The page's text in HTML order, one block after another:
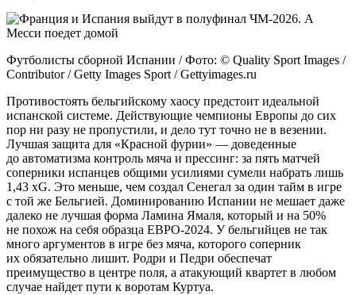
Футболисты сборной Испании / Фото: © Quality Sport Images /
Contributor / Getty Images Sport / Gettyimages.ru
Противостоять бельгийскому хаосу предстоит идеальной
испанской системе. Действующие чемпионы Европы до сих
пор ни разу не пропустили, и дело тут точно не в везении.
Лучшая защита для «Красной фурии» — доведенные
до автоматизма контроль мяча и прессинг: за пять матчей
соперники испанцев общими усилиями сумели набрать лишь
1,43 xG. Это меньше, чем создал Сенегал за один тайм в игре
с той же Бельгией. Доминированию Испании не мешает даже
далеко не лучшая форма Ламина Ямаля, который и на 50%
не похож на себя образца ЕВРО-2024. У бельгийцев не так
много аргументов в игре без мяча, которого соперник
их обязательно лишит. Родри и Педри обеспечат
преимущество в центре поля, а атакующий квартет в любом
случае найдет пути к воротам Куртуа.